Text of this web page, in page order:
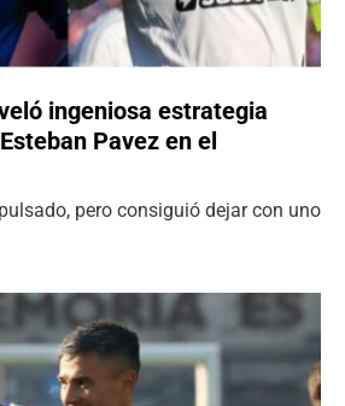
ingeniosa estrategia
Pavez en el
pero consiguió dejar con uno